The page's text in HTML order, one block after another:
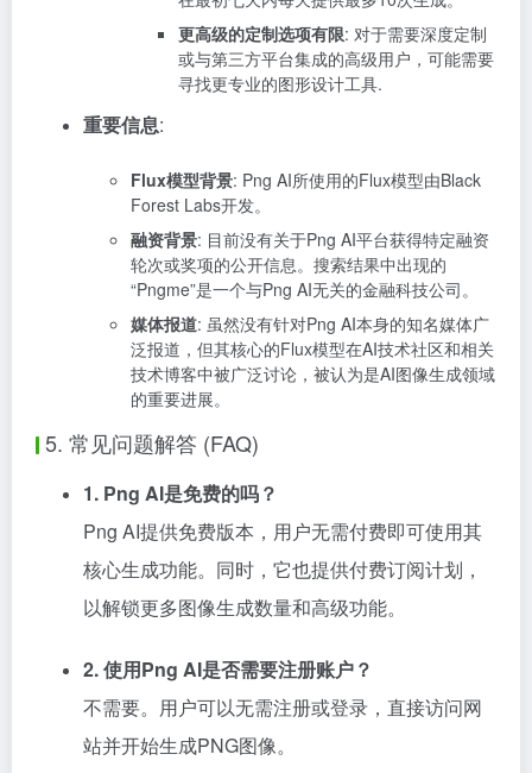
更高级的定制选项有限: 对于需要深度定制
或与第三方平台集成的高级用户，可能需要
寻找更专业的图形设计工具.
重要信息:
Flux模型背景: Png AI所使用的Flux模型由Black
Forest Labs开发。
融资背景: 目前没有关于Png AI平台获得特定融资
轮次或奖项的公开信息。搜索结果中出现的
“Pngme”是一个与Png AI无关的金融科技公司。
媒体报道: 虽然没有针对Png AI本身的知名媒体广
泛报道，但其核心的Flux模型在AI技术社区和相关
技术博客中被广泛讨论，被认为是AI图像生成领域
的重要进展。
5. 常见问题解答 (FAQ)
1. Png AI是免费的吗？
Png AI提供免费版本，用户无需付费即可使用其
核心生成功能。同时，它也提供付费订阅计划，
以解锁更多图像生成数量和高级功能。
2. 使用Png AI是否需要注册账户？
不需要。用户可以无需注册或登录，直接访问网
站并开始生成PNG图像。